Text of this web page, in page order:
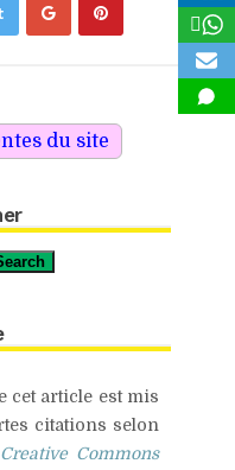
PartagerÉpingler
cet article est mis
citations selon
Creative Commons